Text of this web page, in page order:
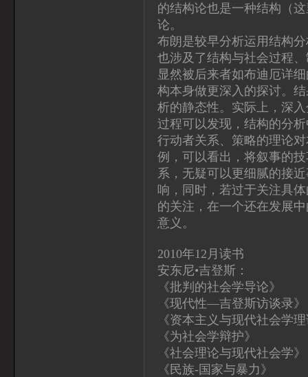
的结构论也是一种结构（
论。
布朗是较早分析运用结构
也涉及了结构与社会过程
显然被后来者如布迪厄详
构本身做更深入的探讨。
析的静态性。实际上，深
过程可以发现，结构的分
行动者关系、策略的理论
例，可以看出，将叙事的
系，无疑可以更细腻的接
响，同时，若过于关注具
的关注，在一个还在发展
意义。
2010年12月读书
安东尼•吉登斯：
《批判的社会学导论》
《现代性—吉登斯访谈录》
《资本主义与现代社会学
《为社会学辩护》
《社会理论与现代社会学》
《民族-国家与暴力》